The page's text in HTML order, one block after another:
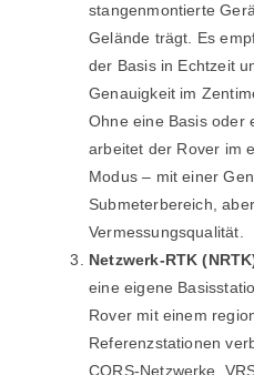
stangenmontierte
Gelände trägt. Es
der Basis in Echtzeit
Genauigkeit im
Ohne eine Basis oder
arbeitet der Rover im
Modus – mit einer
Submeterbereich,
Vermessungsqualität.
Netzwerk-RTK
eine eigene
Rover mit einem
Referenzstationen
CORS-Netzwerke,